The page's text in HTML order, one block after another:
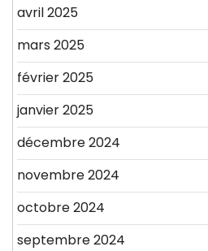
avril 2025
mars 2025
février 2025
janvier 2025
décembre 2024
novembre 2024
octobre 2024
septembre 2024